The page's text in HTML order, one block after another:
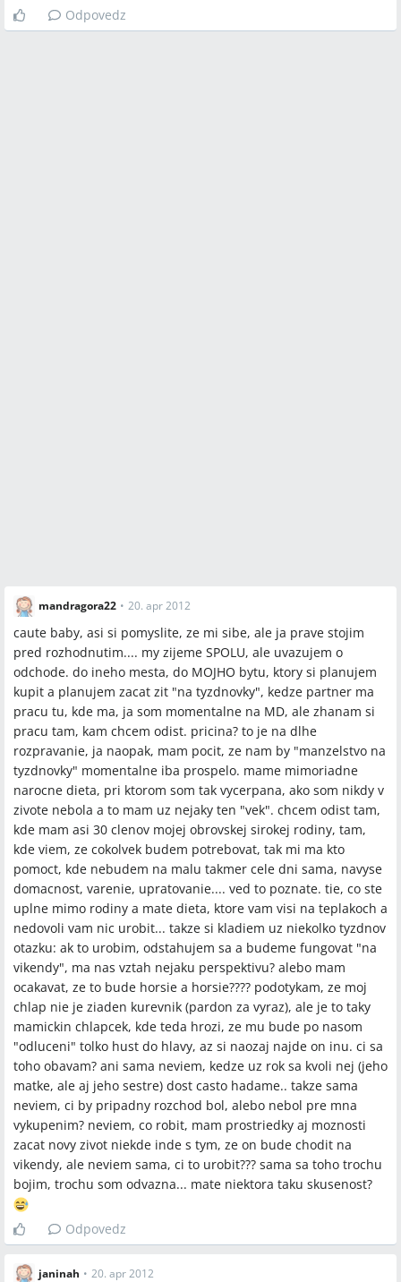
Odpovedz
mandragora22 • 20. apr 2012
caute baby, asi si pomyslite, ze mi sibe, ale ja prave stojim
pred rozhodnutim.... my zijeme SPOLU, ale uvazujem o
odchode. do ineho mesta, do MOJHO bytu, ktory si planujem
kupit a planujem zacat zit "na tyzdnovky", kedze partner ma
pracu tu, kde ma, ja som momentalne na MD, ale zhanam si
pracu tam, kam chcem odist. pricina? to je na dlhe
rozpravanie, ja naopak, mam pocit, ze nam by "manzelstvo na
tyzdnovky" momentalne iba prospelo. mame mimoriadne
narocne dieta, pri ktorom som tak vycerpana, ako som nikdy v
zivote nebola a to mam uz nejaky ten "vek". chcem odist tam,
kde mam asi 30 clenov mojej obrovskej sirokej rodiny, tam,
kde viem, ze cokolvek budem potrebovat, tak mi ma kto
pomoct, kde nebudem na malu takmer cele dni sama, navyse
domacnost, varenie, upratovanie.... ved to poznate. tie, co ste
uplne mimo rodiny a mate dieta, ktore vam visi na teplakoch a
nedovoli vam nic urobit... takze si kladiem uz niekolko tyzdnov
otazku: ak to urobim, odstahujem sa a budeme fungovat "na
vikendy", ma nas vztah nejaku perspektivu? alebo mam
ocakavat, ze to bude horsie a horsie???? podotykam, ze moj
chlap nie je ziaden kurevnik (pardon za vyraz), ale je to taky
mamickin chlapcek, kde teda hrozi, ze mu bude po nasom
"odluceni" tolko hust do hlavy, az si naozaj najde on inu. ci sa
toho obavam? ani sama neviem, kedze uz rok sa kvoli nej (jeho
matke, ale aj jeho sestre) dost casto hadame.. takze sama
neviem, ci by pripadny rozchod bol, alebo nebol pre mna
vykupenim? neviem, co robit, mam prostriedky aj moznosti
zacat novy zivot niekde inde s tym, ze on bude chodit na
vikendy, ale neviem sama, ci to urobit??? sama sa toho trochu
bojim, trochu som odvazna... mate niektora taku skusenost?
Odpovedz
janinah • 20. apr 2012